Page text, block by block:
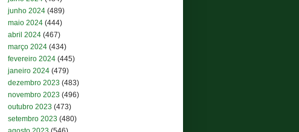
junho 2024 (489)
maio 2024 (444)
abril 2024 (467)
março 2024 (434)
fevereiro 2024 (445)
janeiro 2024 (479)
dezembro 2023 (483)
novembro 2023 (496)
outubro 2023 (473)
setembro 2023 (480)